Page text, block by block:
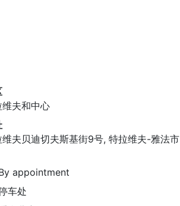
维夫和中心
维夫贝迪切夫斯基街9号, 特拉维夫-雅法市
appointment
车处